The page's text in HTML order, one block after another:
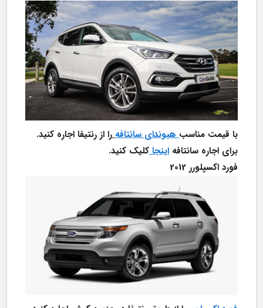
با قیمت مناسب هیوندای سانتافه
برای اجاره سانتافه اینجا کلیک کنید.
فورد اکسپلورر 2012